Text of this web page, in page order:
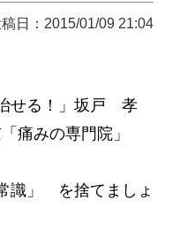
日：2015/01/09 21:04
せる！」坂戸 孝
痛みの専門院」
」 を捨てましょ